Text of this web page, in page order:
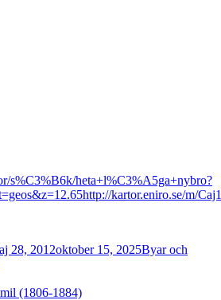
s%C3%B6k/heta+l%C3%A5ga+nybro?
kartor.eniro.se/m/
28, 2012oktober 15, 2025Byar och
(1806-1884)